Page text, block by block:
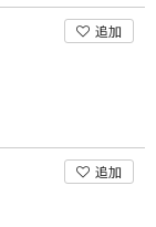
追加
追加